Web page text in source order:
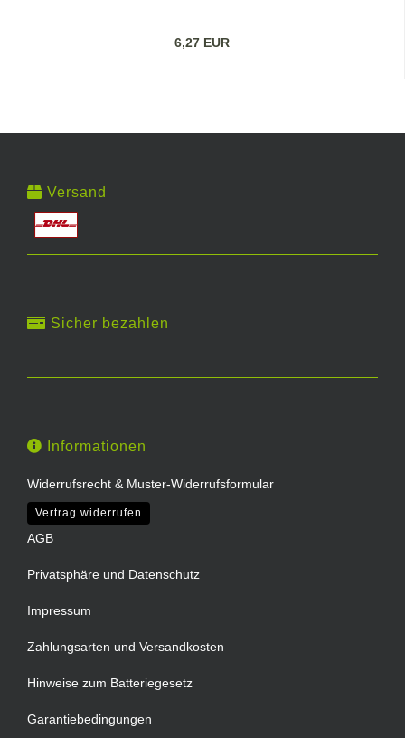
6,27 EUR
Versand
Sicher bezahlen
Informationen
Widerrufsrecht & Muster-Widerrufsformular
Vertrag widerrufen
AGB
Privatsphäre und Datenschutz
Impressum
Zahlungsarten und Versandkosten
Hinweise zum Batteriegesetz
Garantiebedingungen